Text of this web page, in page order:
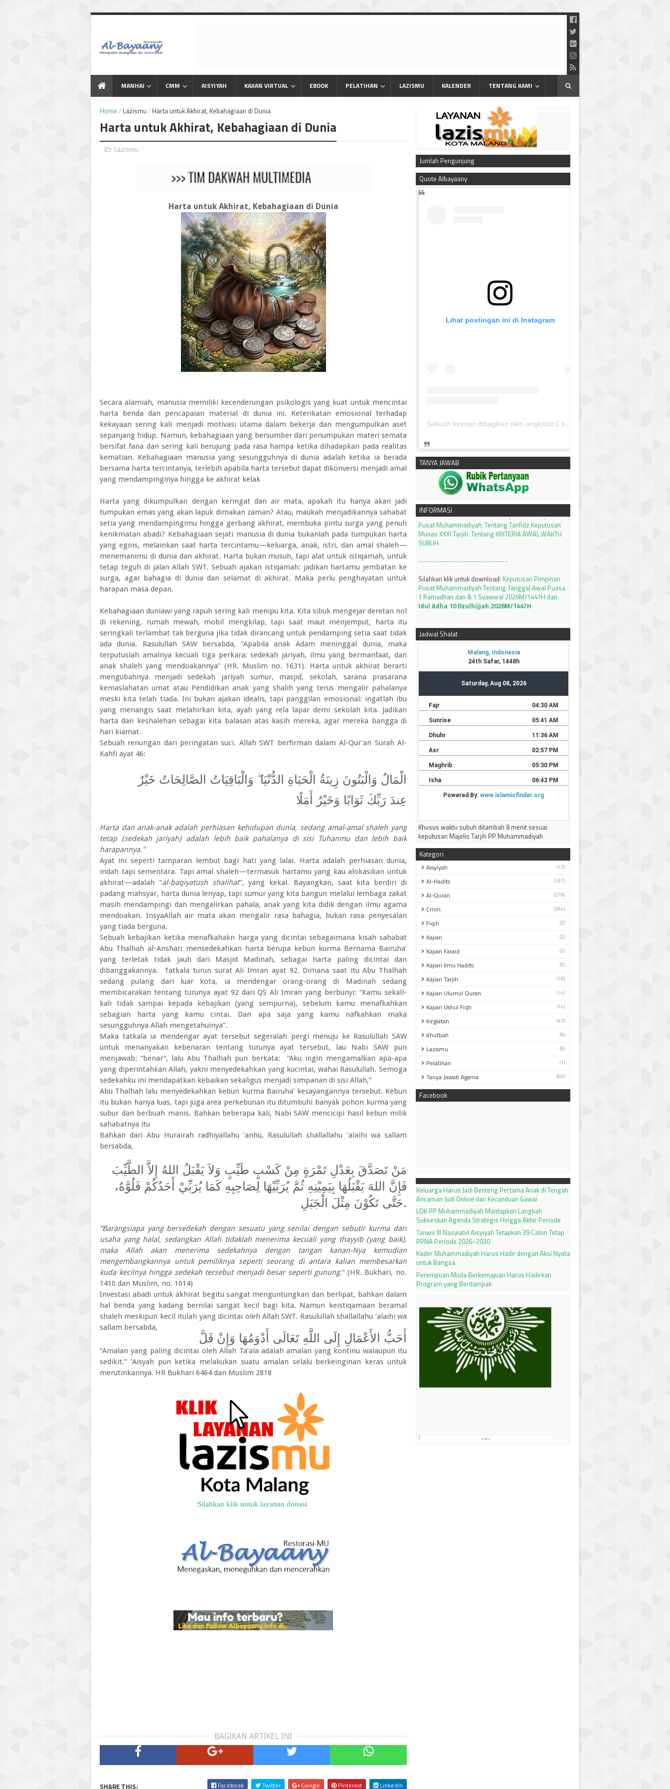
dan Mencerahkan
MANHAJ CMM AISYIYAH KAJIAN VIRTUAL EBOOK PELATIHAN LAZISMU KALENDER TENTANG KAMI
Home / Lazismu / Harta untuk Akhirat, Kebahagiaan di Dunia
Harta untuk Akhirat, Kebahagiaan di Dunia
Lazismu
Harta untuk Akhirat, Kebahagiaan di Dunia
Secara alamiah, manusia memiliki kecenderungan psikologis yang kuat untuk mencintai
harta benda dan pencapaian material di dunia ini. Keterikatan emosional terhadap
kekayaan sering kali menjadi motivasi utama dalam bekerja dan mengumpulkan aset
sepanjang hidup. Namun, kebahagiaan yang bersumber dari penumpukan materi semata
bersifat fana dan sering kali berujung pada rasa hampa ketika dihadapkan pada realitas
kematian. Kebahagiaan manusia yang sesungguhnya di dunia adalah ketika ia berada
bersama harta tercintanya, terlebih apabila harta tersebut dapat dikonversi menjadi amal
yang mendampinginya hingga ke akhirat kelak
Harta yang dikumpulkan dengan keringat dan air mata, apakah itu hanya akan jadi
tumpukan emas yang akan lapuk dimakan zaman? Atau, maukah menjadikannya sahabat
setia yang mendampingimu hingga gerbang akhirat, membuka pintu surga yang penuh
kenikmatan abadi? Kebahagiaan sejati manusia di dunia bukanlah pada tumpukan harta
yang egois, melainkan saat harta tercintamu—keluarga, anak, istri, dan amal shaleh—
menemanimu di dunia dan akhirat. Harta bukan musuh, tapi alat untuk istiqamah, untuk
tetap teguh di jalan Allah SWT. Sebuah ajakan istiqamah: jadikan hartamu jembatan ke
surga, agar bahagia di dunia dan selamat di akhirat. Maka perlu penghayatan untuk
harapan masa depan.
Kebahagiaan duniawi yang rapuh sering kali menipu kita. Kita sibuk mengejar deretan nol
di rekening, rumah mewah, mobil mengkilap, tapi saat maut menjemput, harta itu
seringkali terlambat tak berguna jika tidak dirancang untuk pendamping setia saat tidak
ada dunia. Rasulullah SAW bersabda, "Apabila anak Adam meninggal dunia, maka
terputuslah amalnya kecuali tiga perkara: sedekah jariyah, ilmu yang bermanfaat, dan
anak shaleh yang mendoakannya" (HR. Muslim no. 1631). Harta untuk akhirat berarti
mengubahnya menjadi sedekah jariyah sumur, masjid, sekolah, sarana prasarana
kemaslahatan umat atau Pendidikan anak yang shalih yang terus mengalir pahalanya
meski kita telah tiada. Ini bukan ajakan idealis, tapi panggilan emosional: ingatlah ibu
yang menangis saat melahirkan kita, ayah yang rela lapar demi sekolah kita. Jadikan
harta dan keshalehan sebagai kita balasan atas kasih mereka, agar mereka bangga di
hari kiamat.
Sebuah renungan dari peringatan suci. Allah SWT berfirman dalam Al-Qur'an Surah Al-
Kahfi ayat 46:
الْمَالُ وَالْبَنُونَ زِينَةُ الْحَيَاةِ الدُّنْيَا ۖ وَالْبَاقِيَاتُ الصَّالِحَاتُ خَيْرٌ
عِندَ رَبِّكَ ثَوَابًا وَخَيْرٌ أَمَلًا
Harta dan anak-anak adalah perhiasan kehidupan dunia, sedang amal-amal shaleh yang
tetap (sedekah jariyah) adalah lebih baik pahalanya di sisi Tuhanmu dan lebih baik
harapannya."
Ayat ini seperti tamparan lembut bagi hati yang lalai. Harta adalah perhiasan dunia,
indah tapi sementara. Tapi amal shaleh—termasuk hartamu yang kau alokasikan untuk
akhirat—adalah "al-baqiyatush shalihat", yang kekal. Bayangkan, saat kita berdiri di
padang mahsyar, harta dunia lenyap, tapi sumur yang kita bangun melalui lembaga zakat
masih mendampingi dan mengalirkan pahala, anak yang kita didik dengan ilmu agama
mendoakan. InsyaAllah air mata akan mengalir rasa bahagia, bukan rasa penyesalan
yang tiada berguna.
Sebuah kebajikan ketika menafkahakn harga yang dicintai sebagaimana kisah sahabat
Abu Thalhah al-Anshari mensedekahkan harta berupa kebun kurma Bernama Bairuha’
yang terletak tidak jauh dari Masjid Madinah, sebagai harta paling dicintai dan
dibanggakannya.
Tatkala turun surat Ali Imran ayat 92. Dimana saat itu Abu Thalhah
sedang pulang dari luar kota, ia mendengar orang-orang di Madinah sedang
membicarakan tentang turunya ayat 92 dari QS Ali Imran yang berbunyi: “Kamu sekali-
kali tidak sampai kepada kebajikan (yang sempurna), sebelum kamu menafkahkan
sebagian harta yang kamu cintai. Dan apa saja yang kamu nafkahkan maka
sesungguhnya Allah mengetahuinya”.
Maka tatkala ia mendengar ayat tersebut segeralah pergi menuju ke Rasulullah SAW
untuk menanyakan kebenaran tentang turunya ayat tersebut, lau Nabi SAW pun
menjawab: “benar”, lalu Abu Thalhah pun berkata:
“Aku ingin mengamalkan apa-apa
yang diperintahkan Allah, yakni menyedekahkan yang kucintai, wahai Rasulullah. Semoga
sedekahku ini mendapatkan kebaikan sekaligus menjadi simpanan di sisi Allah,”
Abu Thalhah lalu menyedekahkan kebun kurma Bairuha’ kesayangannya tersebut. Kebun
itu bukan hanya luas, tapi juga area perkebunan itu ditumbuhi banyak pohon kurma yang
subur dan berbuah manis. Bahkan beberapa kali, Nabi SAW mencicipi hasil kebun milik
sahabatnya itu
Bahkan dari Abu Hurairah radhiyallahu ‘anhu, Rasulullah shallallahu ‘alaihi wa sallam
bersabda,
مَنْ تَصَدَّقَ بِعَدْلِ تَمْرَةٍ مِنْ كَسْبٍ طَيِّبٍ وَلاَ يَقْبَلُ اللهُ إِلاَّ الطَّيِّبَ
فَإِنَّ اللهَ يَقْبَلُهَا بِيَمِيْنِهِ ثُمَّ يُرَبِّيْهَا لِصَاحِبِهِ كَمَا يُرَبِّيْ أَحَدُكُمْ فَلُوَّهُ،
حَتَّى تَكُوْنَ مِثْلَ الْجَبَلِ.
“Barangsiapa yang bersedekah dengan sesuatu yang senilai dengan sebutir kurma dari
usaha yang halal, sedangkan Allah tidaklah menerima kecuali yang thayyib (yang baik),
maka Allah akan menerima sedekahnya dengan tangan kanan-Nya kemudian
mengembangkannya untuk pemiliknya seperti seorang di antara kalian membesarkan
kuda kecilnya hingga sedekah tersebut menjadi besar seperti gunung.” (HR. Bukhari, no.
1410 dan Muslim, no. 1014)
Investasi abadi untuk akhirat begitu sangat menguntungkan dan berlipat, bahkan dalam
hal benda yang kadang bernilai sangat kecil bagi kita. Namun keistiqamaan beramal
shaleh meskipun kecil itulah yang dicintai oleh Allah SWT. Rasulullah shallallahu ’alaihi wa
sallam bersabda,
أَحَبُّ الأَعْمَالِ إِلَى اللَّهِ تَعَالَى أَدْوَمُهَا وَإِنْ قَلَّ
”Amalan yang paling dicintai oleh Allah Ta’ala adalah amalan yang kontinu walaupun itu
sedikit.” ’Aisyah pun ketika melakukan suatu amalan selalu berkeinginan keras untuk
merutinkannya. HR Bukhari 6464 dan Muslim 2818
Silahkan klik untuk layanan donasi
BAGIKAN ARTIKEL INI
SHARE THIS: Facebook Twitter Google Pinterest Linkedin
Jumlah Pengunjung
Quote Albayaany
Lihat postingan ini di Instagram
Sebuah kiriman dibagikan oleh angkatan1 skmm 2020 (@albayaanyinfo)
TANYA JAWAB
INFORMASI
silahkan klik untuk download: Keputusan Pimpinan
Pusat Muhammadiyah, Tentang Tanfidz Keputusan
Munas XXXI Tarjih: Tentang KRITERIA AWAL WAKTU
SUBUH
------------------------------
1 Ramadhan dan & 1 Syawwal 2026M/1447H dan
Idul Adha 10 Dzulhijjah 2026M/1447H
Tutorial setting tambahan waktu subuh 8 menit
dengan apllikasi PRAYER TIMES and QIBLA
JADWAL IMSAKIYAH BULAN RAMADHAN 1447 H /
2026 M JAWA TIMUR Silahkan bisa didownload
-----------------------------Terima kasih
Jadwal Shalat
Khusus waktu subuh ditambah 8 menit sesuai
keputusan Majelis Tarjih PP Muhammadiyah
Kategori
Aisyiyah (12)
Al-Hadits (197)
Al-Quran (279)
Cmm (264)
Fiqih (2)
Kajian (2)
Kajian Faraid (2)
Kajian Ilmu Hadits (5)
Kajian Tarjih (18)
Kajian Ulumul Quran (14)
Kajian Ushul Fiqh (14)
Kegiatan (42)
Khutbah (5)
Lazismu (9)
Pelatihan (1)
Tanya Jawab Agama (60)
Facebook
Keluarga Harus Jadi Benteng Pertama Anak di Tengah
Ancaman Judi Online dan Kecanduan Gawai
LDK PP Muhammadiyah Mantapkan Langkah
Sukseskan Agenda Strategis Hingga Akhir Periode
Tanwir III Nasyiatul Aisyiyah Tetapkan 39 Calon Tetap
PPNA Periode 2026–2030
Kader Muhammadiyah Harus Hadir dengan Aksi Nyata
untuk Bangsa
Perempuan Muda Berkemajuan Harus Hadirkan
Program yang Berdampak